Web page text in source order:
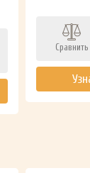
Сравнить